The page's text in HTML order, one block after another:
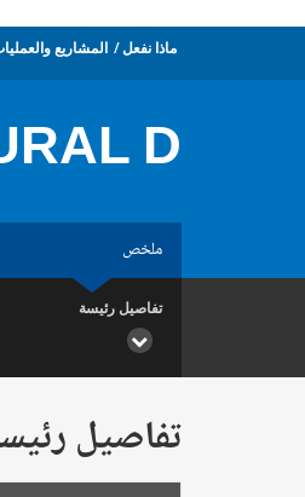
ماذا نفعل المشاريع
D
ملخص
تفاصيل رئيسة
تفاصيل